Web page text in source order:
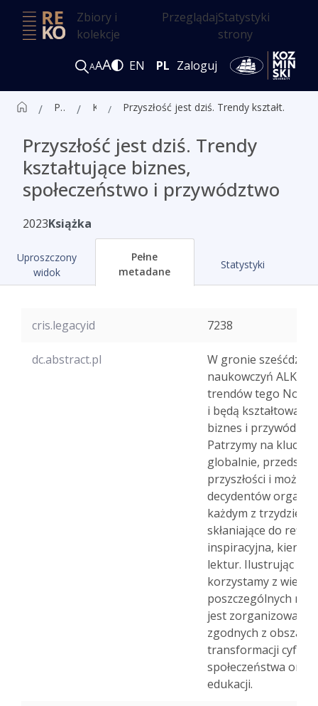
Zbiory i
kolekcje
PrzeglądajStatystyki
strony
AAA EN PL Zaloguj
Publikacje Przyszłość jest dziś. Trendy kształtujące biznes, społeczeństwo i przywództwo
Przyszłość jest dziś. Trendy
kształtujące biznes,
społeczeństwo i przywództwo
2023Książka
Uproszczony
widok
Pełne
metadane
Statystyki
cris.legacyid 7238
dc.abstract.pl
W gronie
naukowczyń ALK
trendów tego
i będą kształtować
biznes i
Patrzymy na
globalnie,
przyszłości i
decydentów
każdym z
skłaniające do
inspiracyjna,
lektur. Ilustrując
korzystamy z
poszczególnych
jest zorganizowany
zgodnych z
transformacji
społeczeństwa
edukacji.